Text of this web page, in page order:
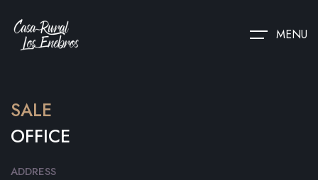
MENU
SALE
OFFICE
ADDRESS